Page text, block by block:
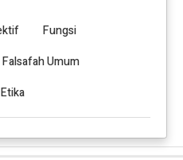
Fungsi
Falsafah Umum